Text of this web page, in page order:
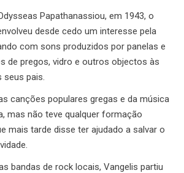
Papathanassiou, em 1943, o
desde cedo um interesse pela
com sons produzidos por panelas e
de pregos, vidro e outros objectos às
seus pais.
canções populares gregas e da música
mas não teve qualquer formação
mais tarde disse ter ajudado a salvar o
bandas de rock locais, Vangelis partiu